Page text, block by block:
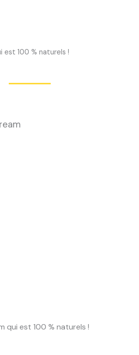
est 100 % naturels !
qui est 100 % naturels !